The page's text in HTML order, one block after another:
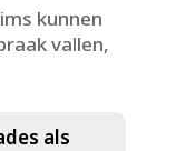
kunnen
vallen,
als